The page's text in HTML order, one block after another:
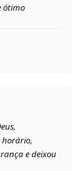
ótimo
horário,
e deixou